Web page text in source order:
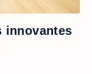
innovantes